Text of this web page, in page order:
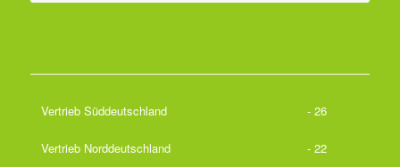
Vertrieb Süddeutschland - 26
Vertrieb Norddeutschland - 22